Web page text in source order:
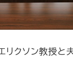
リクソン教授と